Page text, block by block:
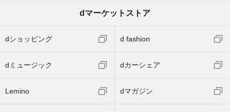
dマーケットストア
dショッピング d fashion
dミュージック dカーシェア
Lemino dマガジン